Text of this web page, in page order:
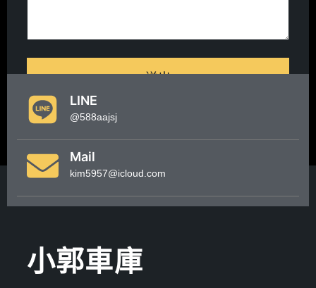
送出
LINE
@588aajsj
Mail
kim5957@icloud.com
小郭車庫